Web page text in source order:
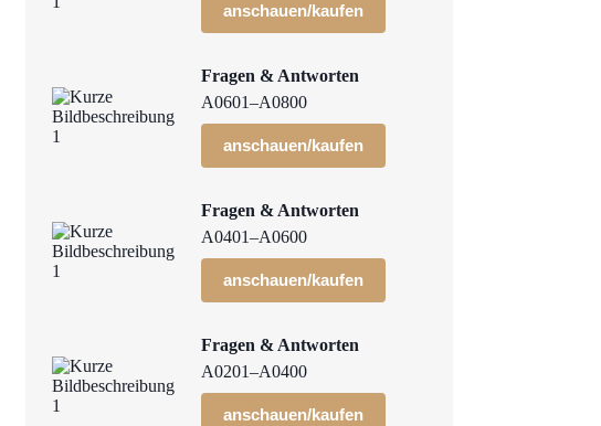
anschauen/kaufen
Fragen & Antworten
A0601–A0800
anschauen/kaufen
Fragen & Antworten
A0401–A0600
anschauen/kaufen
Fragen & Antworten
A0201–A0400
anschauen/kaufen